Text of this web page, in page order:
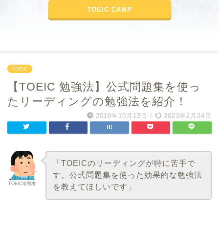
TOEIC CAMP
TOEIC
【TOEIC 勉強法】公式問題集を使っ
たリーディングの勉強法を紹介！
2019年10月12日 / 2023年2月24日
TOEIC学習者
「TOEICのリーディングが特に苦手で
す。公式問題集を使った効果的な勉強法
を教えてほしいです」